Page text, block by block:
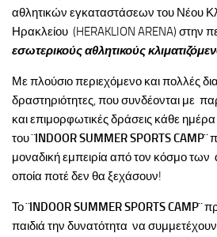
αθλητικών εγκαταστάσεων του Νέου
Ηρακλείου (HERAKLION ARENA) στην
εσωτερικούς αθλητικούς
Με πλούσιο περιεχόμενο και πολλές
δραστηριότητες, που συνδέονται με
και επιμορφωτικές δράσεις κάθε ημέρα
του¨INDOORSUMMERSPORTSCAMP¨
μοναδική εμπειρία από τον κόσμο
οποία ποτέ δεν θα ξεχάσουν!
Το¨INDOORSUMMERSPORTSCAMP¨
παιδιά την δυνατότητα να συμμετέχουν